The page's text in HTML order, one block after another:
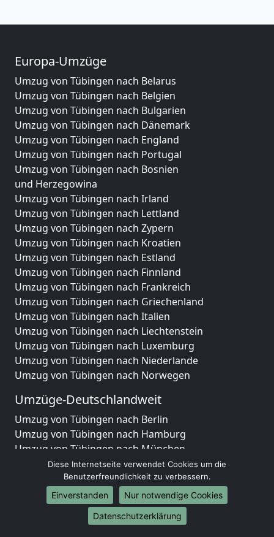
Europa-Umzüge
Umzug von Tübingen nach Belarus
Umzug von Tübingen nach Belgien
Umzug von Tübingen nach Bulgarien
Umzug von Tübingen nach Dänemark
Umzug von Tübingen nach England
Umzug von Tübingen nach Portugal
Umzug von Tübingen nach Bosnien
und Herzegowina
Umzug von Tübingen nach Irland
Umzug von Tübingen nach Lettland
Umzug von Tübingen nach Zypern
Umzug von Tübingen nach Kroatien
Umzug von Tübingen nach Estland
Umzug von Tübingen nach Finnland
Umzug von Tübingen nach Frankreich
Umzug von Tübingen nach Griechenland
Umzug von Tübingen nach Italien
Umzug von Tübingen nach Liechtenstein
Umzug von Tübingen nach Luxemburg
Umzug von Tübingen nach Niederlande
Umzug von Tübingen nach Norwegen
Umzüge-Deutschlandweit
Umzug von Tübingen nach Berlin
Umzug von Tübingen nach Hamburg
Umzug von Tübingen nach München
Umzug von Tübingen nach Köln
Umzug von Tübingen nach Frankfurt am Main
Umzug von Tübingen nach Stuttgart
Umzug von Tübingen nach Düsseldorf
Umzug von Tübingen nach Leipzig
Diese Internetseite verwendet Cookies um die
Benutzerfreundlichkeit zu verbessern.
Einverstanden
Nur notwendige Cookies
Datenschutzerklärung